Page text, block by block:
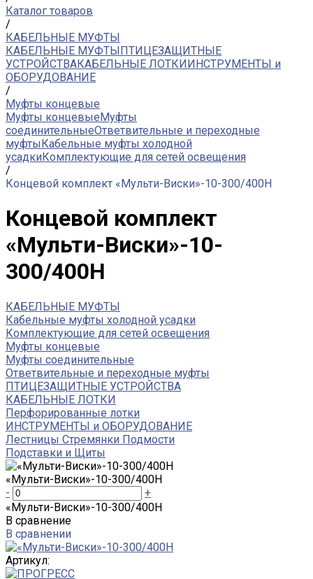
Каталог товаров
/
КАБЕЛЬНЫЕ МУФТЫ
КАБЕЛЬНЫЕ МУФТЫПТИЦЕЗАЩИТНЫЕ
УСТРОЙСТВАКАБЕЛЬНЫЕ ЛОТКИИНСТРУМЕНТЫ и
ОБОРУДОВАНИЕ
/
Муфты концевые
Муфты концевыеМуфты
соединительныеОтветвительные и переходные
муфтыКабельные муфты холодной
усадкиКомплектующие для сетей освещения
/
Концевой комплект «Мульти-Виски»-10-300/400Н
Концевой комплект
«Мульти-Виски»-10-
300/400Н
КАБЕЛЬНЫЕ МУФТЫ
Кабельные муфты холодной усадки
Комплектующие для сетей освещения
Муфты концевые
Муфты соединительные
Ответвительные и переходные муфты
ПТИЦЕЗАЩИТНЫЕ УСТРОЙСТВА
КАБЕЛЬНЫЕ ЛОТКИ
Перфорированные лотки
ИНСТРУМЕНТЫ и ОБОРУДОВАНИЕ
Лестницы Стремянки Подмости
Подставки и Щиты
«Мульти-Виски»-10-300/400Н
-
+
«Мульти-Виски»-10-300/400Н
В сравнение
В сравнении
Артикул: